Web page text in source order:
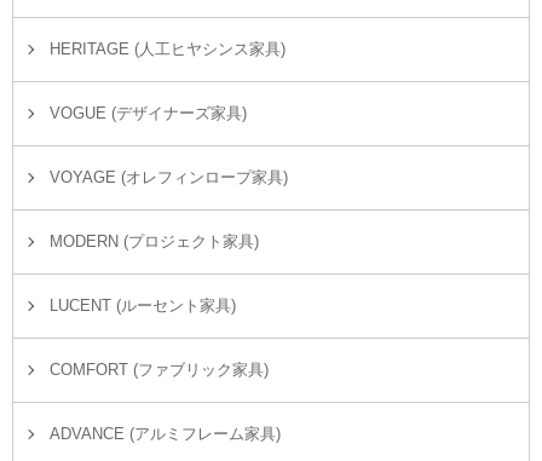
HERITAGE (人工ヒヤシンス家具)
VOGUE (デザイナーズ家具)
VOYAGE (オレフィンロープ家具)
MODERN (プロジェクト家具)
LUCENT (ルーセント家具)
COMFORT (ファブリック家具)
ADVANCE (アルミフレーム家具)